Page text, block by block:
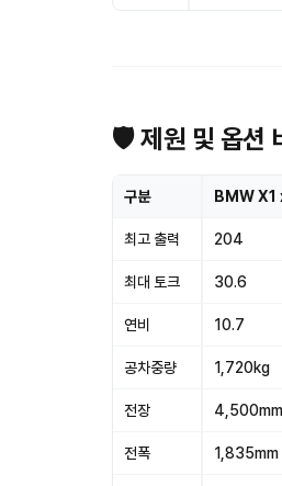
🛡 제원 및 옵션
구분 BMW
최고 출력 204
최대 토크 30.6
연비 10.7
공차중량 1,720kg
전장 4,500mm
전폭 1,835mm